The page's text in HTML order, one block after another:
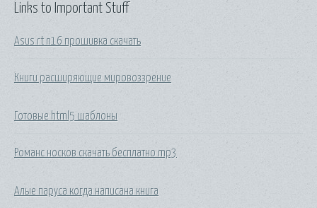
Links to Important Stuff
Asus rt n16 прошивка скачать
Книги расширяющие мировоззрение
Готовые html5 шаблоны
Романс носков скачать бесплатно mp3
Алые паруса когда написана книга